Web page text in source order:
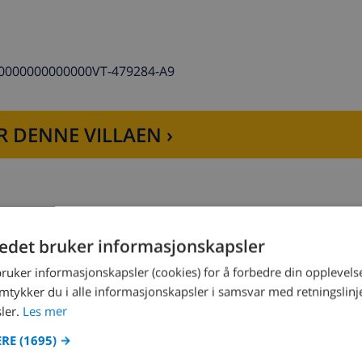
oppvaskmaskin, kjøleskap, fryser,
badeværelse (en suite)
479284-A9
DENNE VILLAEN ›
Soverom 2:1x Dobbeltseng
bruker informasjonskapsler
informasjonskapsler (cookies) for å forbedre din
du i alle informasjonskapsler i samsvar med
Les mer
(1695) →